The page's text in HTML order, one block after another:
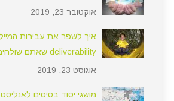
אוקטובר 23, 2019
deliverability שאתם שולחים
אוגוסט 23, 2019
מושגי יסוד בסיסים לאנליסט BI המתחיל